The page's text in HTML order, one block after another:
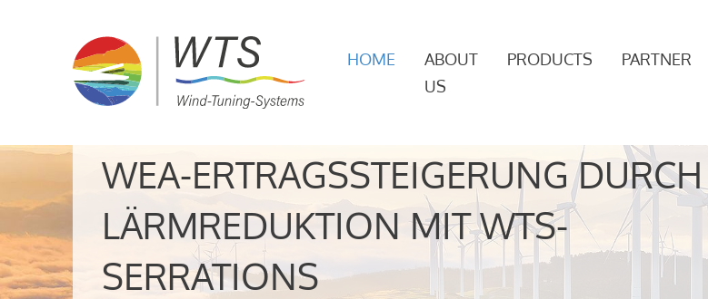
HOME
ABOUT
US
PRODUCTS PARTNER
WEA-ERTRAGSSTEIGERUNG DURCH
LÄRMREDUKTION MIT WTS-
SERRATIONS